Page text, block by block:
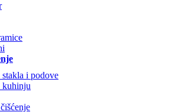
stakla i podove
kuhinju